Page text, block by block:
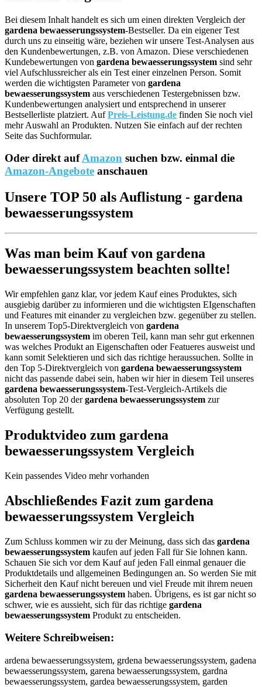
Bei diesem Inhalt handelt es sich um einen direkten Vergleich der
gardena bewaesserungssystem-Bestseller. Da ein eigener Test
durch uns zu einseitig wäre, beziehen wir unsere Test-Analysen aus
den Kundenbewertungen, z.B. von Amazon. Diese verschiedenen
Kundebewertungen von gardena bewaesserungssystem sind sehr
viel Aufschlussreicher als ein Test einer einzelnen Person. Somit
werden die wichtigsten Parameter von gardena
bewaesserungssystem aus verschiedenen Testergebnissen bzw.
Kundenbewertungen analysiert und entsprechend in unserer
Bestsellerliste platziert. AufPreis-Leistung.de finden Sie noch viel
mehr Auswahl an Produkten. Nutzen Sie einfach auf der rechten
Seite das Suchformular.
Oder direkt aufAmazon suchen bzw. einmal die
Amazon-Angebote anschauen
Unsere TOP 50 als Auflistung - gardena
bewaesserungssystem
Was man beim Kauf von gardena
bewaesserungssystem beachten sollte!
Wir empfehlen ganz klar, vor jedem Kauf eines Produktes, sich
ausgiebig darüber zu informieren und die wichtigsten EIgenschaften
und Features mit einander zu vergleichen bzw. gegenüber zu stellen.
In unserem Top5-Direktvergleich von gardena
bewaesserungssystem im oberen Teil, kann man sehr gut erkennen
was welches Produkt an Eigenschaften oder Featueres ausweist und
kann somit Selektieren und sich das richtige heraussuchen. Sollte in
den Top 5-Direktvergleich von gardena bewaesserungssystem
nicht das passende dabei sein, haben wir hier in diesem Teil unseres
gardena bewaesserungssystem-Test-Vergleich-Artikels die
absoluten Top 20 dergardena bewaesserungssystem zur
Verfügung gestellt.
Produktvideo zum gardena
bewaesserungssystem Vergleich
Kein passendes Video mehr vorhanden
Abschließendes Fazit zum gardena
bewaesserungssystem Vergleich
Zum Schluss kommen wir zu der Meinung, dass sich das gardena
bewaesserungssystem kaufen auf jeden Fall für Sie lohnen kann.
Schauen Sie sich vor dem Kauf auf jeden Fall einmal genauer die
Produktdetails und allgemeinen Bedingungen an. So werden Sie mit
Sicherheit den Kauf nicht bereuen und viel Freude mit ihrem neuen
gardena bewaesserungssystem haben. Übrigens, es ist gar nicht so
schwer, wie es aussieht, sich für das richtige gardena
bewaesserungssystem Produkt zu entscheiden.
Weitere Schreibweisen:
ardena bewaesserungssystem, grdena bewaesserungssystem, gadena bewaesserungssystem, garena bewaesserungssystem, gardna bewaesserungssystem, gardea bewaesserungssystem, garden bewaesserungssystem, gardena bewaesserungssystem, gardena ewaesserungssystem, gardena bwaesserungssystem, gardena beaesserungssystem, gardena bewesserungssystem, gardena bewasserungssystem, gardena bewaeserungssystem, gardena bewaessrungssystem, gardena bewaesseungssystem, gardena bewaesserngssystem, gardena bewaesserugssystem, gardena bewaesserunssystem, gardena bewaesserungsystem, gardena bewaesserungssstem, gardena bewaesserungssytem, gardena bewaesserungssysem, gardena bewaesserungssystm, gardena bewaesserungssyste, ggardena bewaesserungssystem, gaardena bewaesserungssystem, garrdena bewaesserungssystem, garddena bewaesserungssystem, gardeena bewaesserungssystem, gardenna bewaesserungssystem, gardenaa bewaesserungssystem, gardena bbewaesserungssystem, gardena beewaesserungssystem, gardena bewwaesserungssystem, gardena bewaaesserungssystem, gardena bewaeesserungssystem, gardena bewaessserungssystem, gardena bewaesseerungssystem, gardena bewaesserrungssystem, gardena bewaesseruungssystem, gardena bewaesserunngssystem, gardena bewaesserunggssystem, gardena bewaesserungsssystem, gardena bewaesserungssyystem, gardena bewaesserungssysstem, gardena bewaesserungssysttem, gardena bewaesserungssysteem, gardena bewaesserungssystemm, agrdena bewaesserungssystem, gradena bewaesserungssystem, gadrena bewaesserungssystem, garedna bewaesserungssystem, gardnea bewaesserungssystem, gardean bewaesserungssystem, garden abewaesserungssystem, gardenab ewaesserungssystem, gardena ebwaesserungssystem, gardena bweaesserungssystem, gardena beawesserungssystem, gardena beweasserungssystem, gardena bewaseserungssystem, gardena bewaesesrungssystem, gardena bewaessreungssystem, gardena bewaesseurngssystem, gardena bewaessernugssystem, gardena bewaesserugnssystem, gardena bewaesserunsgsystem, gardena bewaesserungsysstem, gardena bewaesserungsssytem, gardena bewaesserungssytsem, gardena bewaesserungssysetm, gardena bewaesserungssystme, gardenabewaesserungssystem, rardena bewaesserungssystem, fardena bewaesserungssystem, vardena bewaesserungssystem, tardena bewaesserungssystem, bardena bewaesserungssystem, yardena bewaesserungssystem, hardena bewaesserungssystem, nardena bewaesserungssystem, gqrdena bewaesserungssystem, gwrdena bewaesserungssystem, gzrdena bewaesserungssystem, gxrdena bewaesserungssystem, gaedena bewaesserungssystem, gaddena bewaesserungssystem, gafdena bewaesserungssystem, gagdena bewaesserungssystem, gatdena bewaesserungssystem, ga4dena bewaesserungssystem, ga5dena bewaesserungssystem, garxena bewaesserungssystem, garsena bewaesserungssystem, garwena bewaesserungssystem, gareena bewaesserungssystem, garrena bewaesserungssystem, garfena bewaesserungssystem, garvena bewaesserungssystem, garcena bewaesserungssystem, gardwna bewaesserungssystem, gardsna bewaesserungssystem, garddna bewaesserungssystem, gardfna bewaesserungssystem, gardrna bewaesserungssystem, gard3na bewaesserungssystem, gard4na bewaesserungssystem, garde a bewaesserungssystem, gardeba bewaesserungssystem, gardega bewaesserungssystem, gardeha bewaesserungssystem, gardeja bewaesserungssystem, gardema bewaesserungssystem, gardenq bewaesserungssystem, gardenw bewaesserungssystem, gardenz bewaesserungssystem, gardenx bewaesserungssystem, gardena ewaesserungssystem, gardena vewaesserungssystem, gardena fewaesserungssystem, gardena gewaesserungssystem, gardena hewaesserungssystem, gardena newaesserungssystem, gardena bwwaesserungssystem, gardena bswaesserungssystem, gardena bdwaesserungssystem, gardena bfwaesserungssystem, gardena brwaesserungssystem, gardena b3waesserungssystem, gardena b4waesserungssystem, gardena beqaesserungssystem, gardena beaaesserungssystem, gardena besaesserungssystem, gardena bedaesserungssystem, gardena beeaesserungssystem, gardena be1aesserungssystem, gardena be2aesserungssystem, gardena bewqesserungssystem, gardena bewwesserungssystem, gardena bewzesserungssystem, gardena bewxesserungssystem, gardena bewawsserungssystem, gardena bewassserungssystem, gardena bewadsserungssystem, gardena bewafsserungssystem, gardena bewarsserungssystem, gardena bewa3sserungssystem, gardena bewa4sserungssystem, gardena bewaeqserungssystem, gardena bewaewserungssystem, gardena bewaeeserungssystem, gardena bewaezserungssystem, gardena bewaexserungssystem, gardena bewaecserungssystem, gardena bewaesqerungssystem, gardena bewaeswerungssystem, gardena bewaeseerungssystem, gardena bewaeszerungssystem, gardena bewaesxerungssystem, gardena bewaescerungssystem, gardena bewaesswrungssystem, gardena bewaesssrungssystem, gardena bewaessdrungssystem, gardena bewaessfrungssystem, gardena bewaessrrungssystem, gardena bewaess3rungssystem, gardena bewaess4rungssystem, gardena bewaesseeungssystem, gardena bewaessedungssystem, gardena bewaessefungssystem, gardena bewaessegungssystem, gardena bewaessetungssystem, gardena bewaesse4ungssystem, gardena bewaesse5ungssystem, gardena bewaesseryngssystem, gardena bewaesserhngssystem, gardena bewaesserjngssystem, gardena bewaesserkngssystem, gardena bewaesseringssystem, gardena bewaesser7ngssystem, gardena bewaesser8ngssystem, gardena bewaesseru gssystem, gardena bewaesserubgssystem, gardena bewaesseruggssystem, gardena bewaesseruhgssystem, gardena bewaesserujgssystem, gardena bewaesserumgssystem, gardena bewaesserunrssystem, gardena bewaesserunfssystem, gardena bewaesserunvssystem, gardena bewaesseruntssystem, gardena bewaesserunbssystem, gardena bewaesserunyssystem, gardena bewaesserunhssystem, gardena bewaesserunnssystem, gardena bewaesserungqsystem, gardena bewaesserungwsystem, gardena bewaesserungesystem, gardena bewaesserungzsystem, gardena bewaesserungxsystem, gardena bewaesserungcsystem, gardena bewaesserungsqystem, gardena bewaesserungswystem, gardena bewaesserungseystem, gardena bewaesserungszystem, gardena bewaesserungsxystem, gardena bewaesserungscystem, gardena bewaesserungsststem, gardena bewaesserungssgstem, gardena bewaesserungsshstem, gardena bewaesserungssjstem, gardena bewaesserungssustem, gardena bewaesserungss6stem, gardena bewaesserungss7stem, gardena bewaesserungssyqtem, gardena bewaesserungssywtem, gardena bewaesserungssyetem, gardena bewaesserungssyztem, gardena bewaesserungssyxtem, gardena bewaesserungssyctem, gardena bewaesserungssysrem, gardena bewaesserungssysfem, gardena bewaesserungssysgem, gardena bewaesserungssyshem, gardena bewaesserungssysyem, gardena bewaesserungssys5em, gardena bewaesserungssys6em, gardena bewaesserungssystwm, gardena bewaesserungssystsm, gardena bewaesserungssystdm, gardena bewaesserungssystfm, gardena bewaesserungssystrm, gardena bewaesserungssyst3m, gardena bewaesserungssyst4m, gardena bewaesserungssyste , gardena bewaesserungssysten, gardena bewaesserungssysteh, gardena bewaesserungssystej, gardena bewaesserungssystek, gardena bewaesserungssystel, rgardena bewaesserungssystem, grardena bewaesserungssystem, fgardena bewaesserungssystem, gfardena bewaesserungssystem, vgardena bewaesserungssystem, gvardena bewaesserungssystem, tgardena bewaesserungssystem, gtardena bewaesserungssystem, bgardena bewaesserungssystem, gbardena bewaesserungssystem, ygardena bewaesserungssystem, gyardena bewaesserungssystem, hgardena bewaesserungssystem, ghardena bewaesserungssystem, ngardena bewaesserungssystem, gnardena bewaesserungssystem, gqardena bewaesserungssystem, gaqrdena bewaesserungssystem, gwardena bewaesserungssystem, gawrdena bewaesserungssystem, gzardena bewaesserungssystem, gazrdena bewaesserungssystem, gxardena bewaesserungssystem, gaxrdena bewaesserungssystem, gaerdena bewaesserungssystem, garedena bewaesserungssystem, gadrdena bewaesserungssystem, gafrdena bewaesserungssystem, garfdena bewaesserungssystem, gagrdena bewaesserungssystem, gargdena bewaesserungssystem, gatrdena bewaesserungssystem, gartdena bewaesserungssystem, ga4rdena bewaesserungssystem, gar4dena bewaesserungssystem, ga5rdena bewaesserungssystem, gar5dena bewaesserungssystem, garxdena bewaesserungssystem, gardxena bewaesserungssystem, garsdena bewaesserungssystem, gardsena bewaesserungssystem, garwdena bewaesserungssystem, gardwena bewaesserungssystem, gardrena bewaesserungssystem, gardfena bewaesserungssystem, garvdena bewaesserungssystem, gardvena bewaesserungssystem, garcdena bewaesserungssystem, gardcena bewaesserungssystem, gardewna bewaesserungssystem, gardesna bewaesserungssystem, gardedna bewaesserungssystem, gardefna bewaesserungssystem, garderna bewaesserungssystem, gard3ena bewaesserungssystem, garde3na bewaesserungssystem, gard4ena bewaesserungssystem, garde4na bewaesserungssystem, garde na bewaesserungssystem, garden a bewaesserungssystem, gardebna bewaesserungssystem, gardenba bewaesserungssystem, gardegna bewaesserungssystem, gardenga bewaesserungssystem, gardehna bewaesserungssystem, gardenha bewaesserungssystem, gardejna bewaesserungssystem, gardenja bewaesserungssystem, gardemna bewaesserungssystem, gardenma bewaesserungssystem, gardenqa bewaesserungssystem, gardenaq bewaesserungssystem, gardenwa bewaesserungssystem, gardenaw bewaesserungssystem, gardenza bewaesserungssystem, gardenaz bewaesserungssystem, gardenxa bewaesserungssystem, gardenax bewaesserungssystem, gardena bewaesserungssystem, gardena b ewaesserungssystem, gardena vbewaesserungssystem, gardena bvewaesserungssystem, gardena fbewaesserungssystem, gardena bfewaesserungssystem, gardena gbewaesserungssystem, gardena bgewaesserungssystem, gardena hbewaesserungssystem, gardena bhewaesserungssystem, gardena nbewaesserungssystem, gardena bnewaesserungssystem, gardena bwewaesserungssystem, gardena bsewaesserungssystem, gardena beswaesserungssystem, gardena bdewaesserungssystem, gardena bedwaesserungssystem, gardena befwaesserungssystem, gardena brewaesserungssystem, gardena berwaesserungssystem, gardena b3ewaesserungssystem, gardena be3waesserungssystem, gardena b4